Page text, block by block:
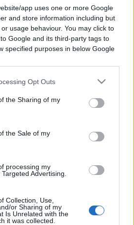
app uses one or more Google
and store information including but
usage behaviour. You may click to
Google and its third-party tags to
specified purposes in below Google
Opt Outs
the Sharing of my
the Sale of my
processing my
Advertising.
Collection, Use,
or Sharing of my
Is Unrelated with the
it was collected.